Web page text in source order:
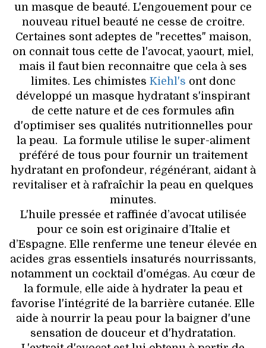
un masque de beauté. L'engouement pour ce
nouveau rituel beauté ne cesse de croitre.
Certaines sont adeptes de "recettes" maison,
on connait tous cette de l'avocat, yaourt, miel,
mais il faut bien reconnaitre que cela à ses
limites. Les chimistes Kiehl's ont donc
développé un masque hydratant s'inspirant
de cette nature et de ces formules afin
d'optimiser ses qualités nutritionnelles pour
la peau. La formule utilise le super-aliment
préféré de tous pour fournir un traitement
hydratant en profondeur, régénérant, aidant à
revitaliser et à rafraîchir la peau en quelques
minutes.
L'huile pressée et raffinée d’avocat utilisée
pour ce soin est originaire d’Italie et
d’Espagne. Elle renferme une teneur élevée en
acides gras essentiels insaturés nourrissants,
notamment un cocktail d'omégas. Au cœur de
la formule, elle aide à hydrater la peau et
favorise l'intégrité de la barrière cutanée. Elle
aide à nourrir la peau pour la baigner d'une
sensation de douceur et d'hydratation.